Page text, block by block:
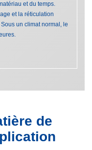
et du temps.
et la réticulation
un climat normal, le
de